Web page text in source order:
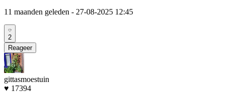
11 maanden geleden - 27-08-2025 12:45
2
Reageer
gittasmoestuin
♥ 17394